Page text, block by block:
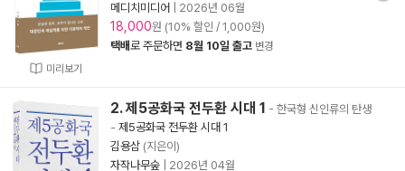
미리보기
메디치미디어
2026년 06월
18,000원 (10% 할인 / 1,000원)
택배로 주문하면 8월 10일 출고 변경
2. 제5공화국 전두환 시대 1 - 한국형 신인류의 탄생
- 제5공화국 전두환 시대 1
김용삼 (지은이)
자작나무숲
2026년 04월